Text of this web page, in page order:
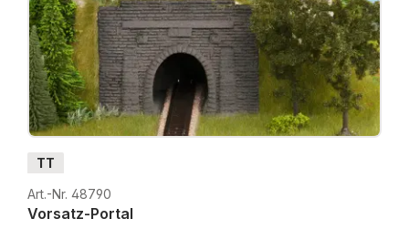
TT
Art.-Nr. 48790
Vorsatz-Portal